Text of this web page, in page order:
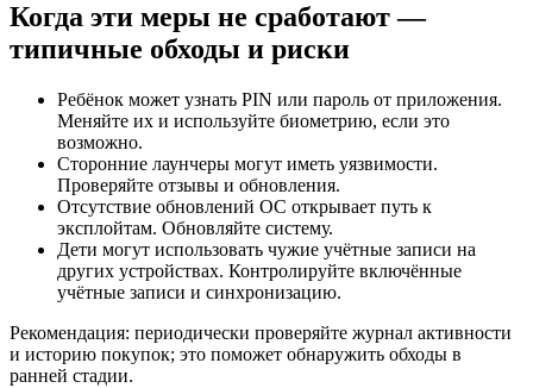
Когда эти меры не сработают —
типичные обходы и риски
Ребёнок может узнать PIN или пароль от приложения.
Меняйте их и используйте биометрию, если это
возможно.
Сторонние лаунчеры могут иметь уязвимости.
Проверяйте отзывы и обновления.
Отсутствие обновлений ОС открывает путь к
эксплойтам. Обновляйте систему.
Дети могут использовать чужие учётные записи на
других устройствах. Контролируйте включённые
учётные записи и синхронизацию.
Рекомендация: периодически проверяйте журнал активности
и историю покупок; это поможет обнаружить обходы в
ранней стадии.